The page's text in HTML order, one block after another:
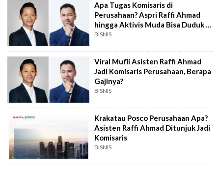
Apa Tugas Komisaris di
Perusahaan? Aspri Raffi Ahmad
hingga Aktivis Muda Bisa Duduk di
Posisi Ini
BISNIS
Viral Mufli Asisten Raffi Ahmad
Jadi Komisaris Perusahaan, Berapa
Gajinya?
BISNIS
Krakatau Posco Perusahaan Apa?
Asisten Raffi Ahmad Ditunjuk Jadi
Komisaris
BISNIS